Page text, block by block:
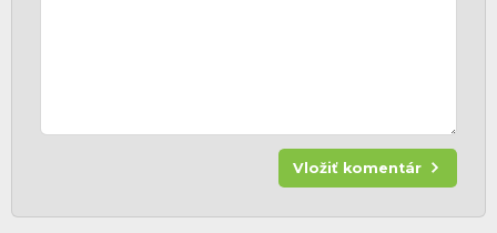
Vložiť komentár